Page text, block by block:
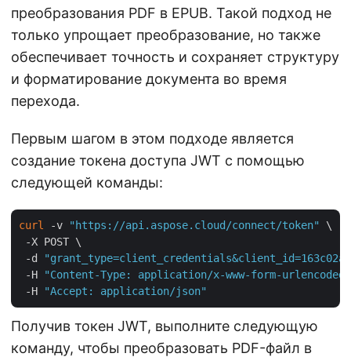
преобразования PDF в EPUB. Такой подход не
только упрощает преобразование, но также
обеспечивает точность и сохраняет структуру
и форматирование документа во время
перехода.
Первым шагом в этом подходе является
создание токена доступа JWT с помощью
следующей команды:
curl -v "https://api.aspose.cloud/connect/token"
\
-X POST \
-d
-H
"Content-Type: application/x-www-form-urlencoded"
-H
"Accept: application/json"
Получив токен JWT, выполните следующую
команду, чтобы преобразовать PDF-файл в